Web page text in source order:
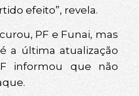
efeito”, revela.
PF e Funai, mas
a última atualização
informou que não